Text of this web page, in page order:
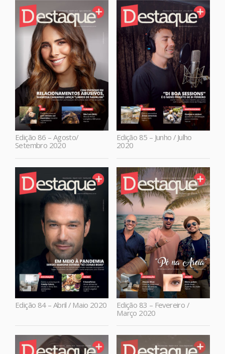
Edição 86 – Agosto/
Setembro 2020
Edição 85 – Junho / Julho
2020
Edição 84 – Abril / Maio 2020
Edição 83 – Fevereiro /
Março 2020